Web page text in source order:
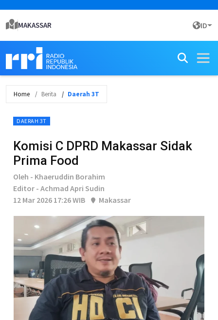
MAKASSAR ID
Home Berita Daerah 3T
DAERAH 3T
Komisi C DPRD Makassar Sidak
Prima Food
Oleh - Khaeruddin Borahim
Editor - Achmad Apri Sudin
12 Mar 2026 17:26 WIB
Makassar